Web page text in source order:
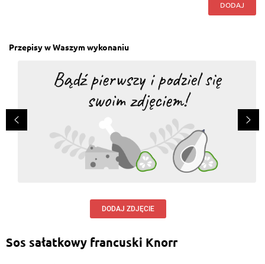
DODAJ
Przepisy w Waszym wykonaniu
DODAJ ZDJĘCIE
Sos sałatkowy francuski Knorr